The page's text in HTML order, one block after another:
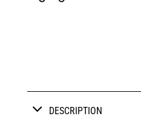
DESCRIPTION